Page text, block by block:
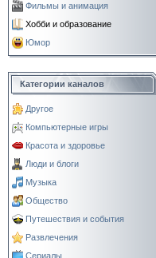
Фильмы и анимация
Хобби и образование
Юмор
Категории каналов
Другое
Компьютерные игры
Красота и здоровье
Люди и блоги
Музыка
Общество
Путешествия и события
Развлечения
Сериалы